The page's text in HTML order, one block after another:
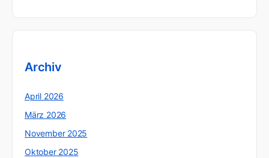
Archiv
April 2026
März 2026
November 2025
Oktober 2025